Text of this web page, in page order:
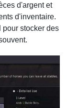
d'argent et
d'inventaire.
pour stocker des